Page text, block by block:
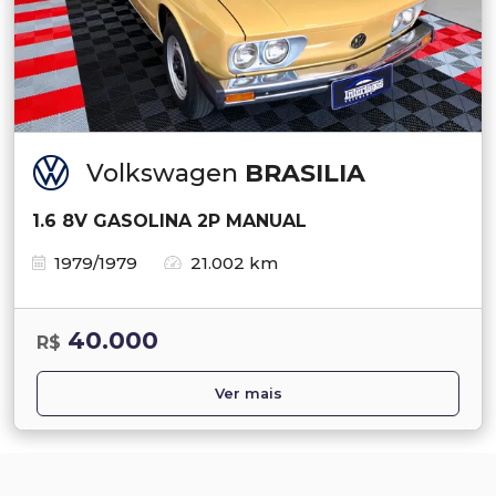
Volkswagen BRASILIA
1.6 8V GASOLINA 2P MANUAL
1979/1979
21.002 km
R$ 40.000
Ver mais